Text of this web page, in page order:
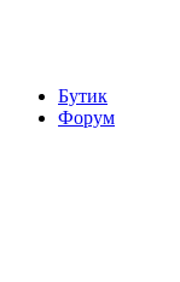
Бутик
Форум